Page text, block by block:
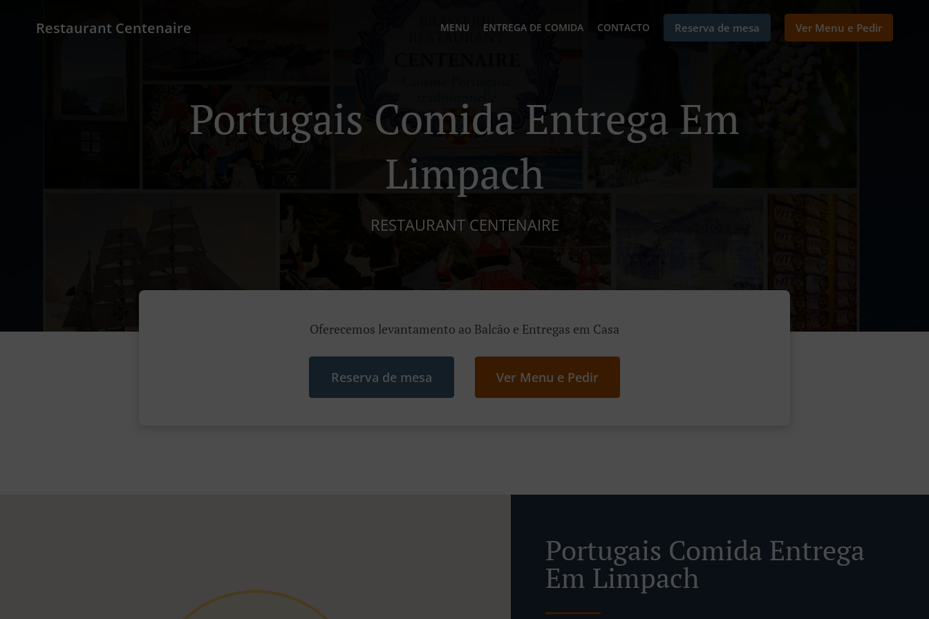
Restaurant Centenaire MENU ENTREGA DE COMIDA CONTACTO Reserva de mesa Ver Menu e Pedir
Portugais Comida Entrega Em
Limpach
RESTAURANT CENTENAIRE
Oferecemos levantamento ao Balcão e Entregas em Casa
Reserva de mesa Ver Menu e Pedir
Portugais Comida Entrega
Em Limpach